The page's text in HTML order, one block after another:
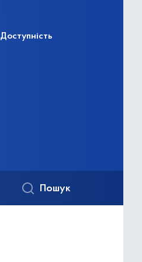
Доступність
Пошук